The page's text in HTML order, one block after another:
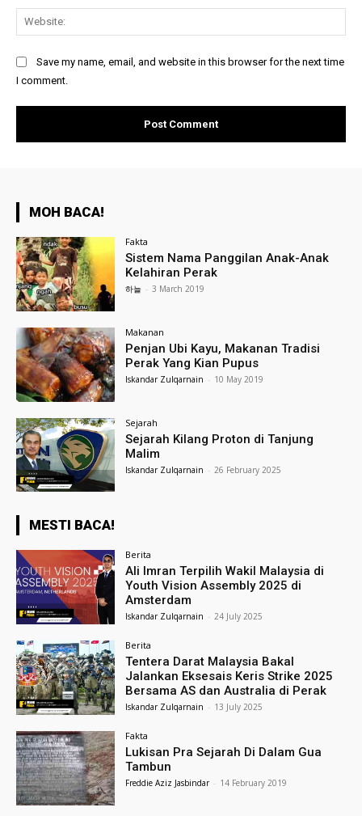
Save my name, email, and website in this browser for the next time
I comment.
MOH BACA!
Fakta
Sistem Nama Panggilan Anak-Anak
Kelahiran Perak
하늘 - 3 March 2019
Makanan
Penjan Ubi Kayu, Makanan Tradisi
Perak Yang Kian Pupus
Iskandar Zulqarnain - 10 May 2019
Sejarah
Sejarah Kilang Proton di Tanjung
Malim
Iskandar Zulqarnain - 26 February 2025
MESTI BACA!
Berita
Ali Imran Terpilih Wakil Malaysia di
Youth Vision Assembly 2025 di
Amsterdam
Iskandar Zulqarnain - 24 July 2025
Berita
Tentera Darat Malaysia Bakal
Jalankan Eksesais Keris Strike 2025
Bersama AS dan Australia di Perak
Iskandar Zulqarnain - 13 July 2025
Fakta
Lukisan Pra Sejarah Di Dalam Gua
Tambun
Freddie Aziz Jasbindar - 14 February 2019